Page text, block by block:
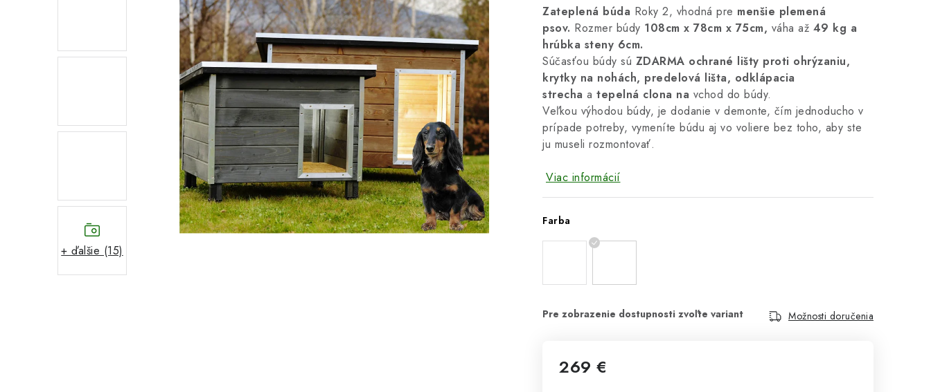
+ ďalšie (15)
Zateplená búda Roky 2, vhodná pre menšie plemená
psov. Rozmer búdy 108cm x 78cm x 75cm, váha až 49 kg a
hrúbka steny 6cm.
Súčasťou búdy sú ZDARMA ochrané lišty proti ohrýzaniu,
krytky na nohách, predelová lišta, odklápacia
strecha a tepelná clona na vchod do búdy.
Veľkou výhodou búdy, je dodanie v demonte, čím jednoducho v
prípade potreby, vymeníte búdu aj vo voliere bez toho, aby ste
ju museli rozmontovať.
Viac informácií
Farba
Možnosti doručenia
269 €